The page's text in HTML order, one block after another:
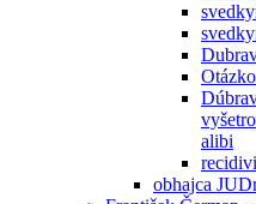
alibi
obhajca